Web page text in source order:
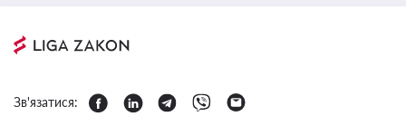
Зв'язатися: